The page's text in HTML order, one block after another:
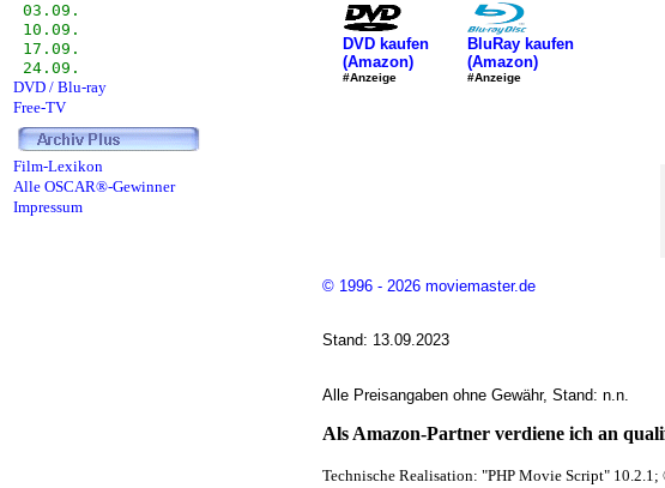
DVD kaufen
(Amazon)
#Anzeige
BluRay kaufen
(Amazon)
#Anzeige
© 1996 - 2026 moviemaster.de
Stand: 13.09.2023
Alle Preisangaben ohne Gewähr, Stand: n.n.
Als Amazon-Partner verdiene ich an
Technische Realisation: "PHP Movie Script"
03.09.
10.09.
17.09.
24.09.
DVD / Blu-ray
Free-TV
Film-Lexikon
Alle OSCAR®-Gewinner
Impressum